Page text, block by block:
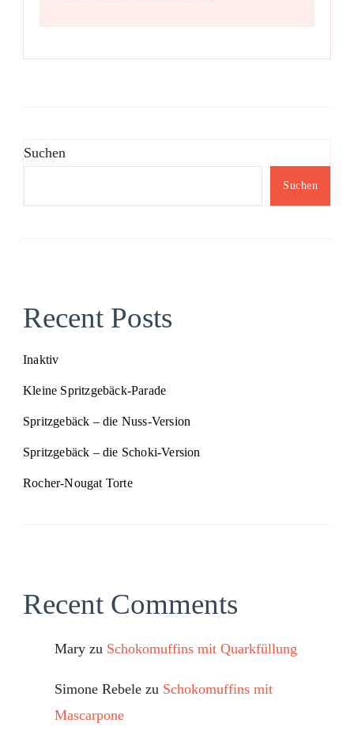
Suchen
Suchen
Recent Posts
Inaktiv
Kleine Spritzgebäck-Parade
Spritzgebäck – die Nuss-Version
Spritzgebäck – die Schoki-Version
Rocher-Nougat Torte
Recent Comments
Mary zu Schokomuffins mit Quarkfüllung
Simone Rebele zu Schokomuffins mit
Mascarpone